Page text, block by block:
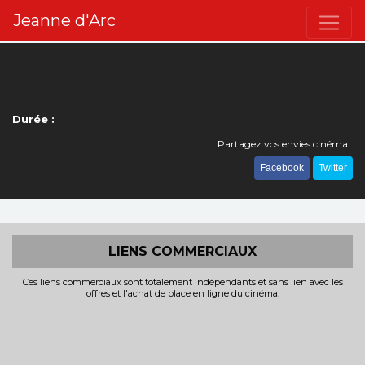
Jeanne d'Arc
Durée :
Partagez vos envies cinéma :
Facebook Twitter
LIENS COMMERCIAUX
Ces liens commerciaux sont totalement indépendants et sans lien avec les
offres et l'achat de place en ligne du cinéma.